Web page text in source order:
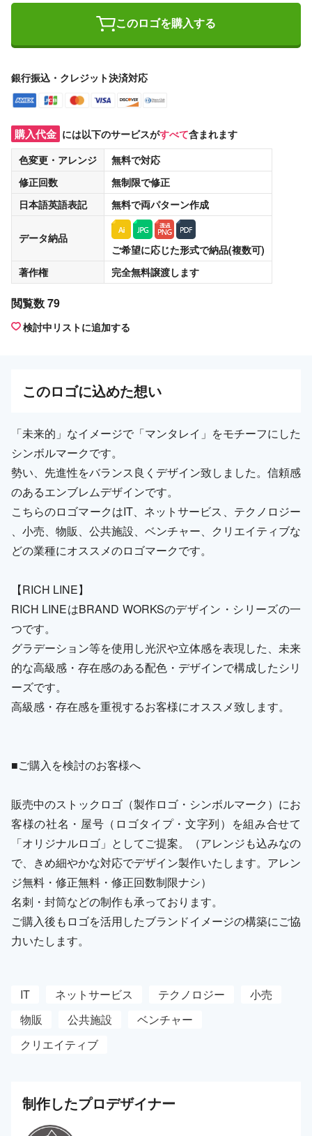
このロゴを購入する
銀行振込・クレジット決済対応
購入代金 には以下のサービスがすべて含まれます
色変更・アレンジ
無料で対応
修正回数
無制限で修正
日本語英語表記
無料で両パターン作成
データ納品
ご希望に応じた形式で納品(複数可)
著作権
完全無料譲渡します
閲覧数 79
検討中リストに追加する
このロゴに込めた想い
「未来的」なイメージで「マンタレイ」をモチーフにした
シンボルマークです。
勢い、先進性をバランス良くデザイン致しました。信頼感
のあるエンブレムデザインです。
こちらのロゴマークはIT、ネットサービス、テクノロジー
、小売、物販、公共施設、ベンチャー、クリエイティブな
どの業種にオススメのロゴマークです。
【RICH LINE】
RICH LINEはBRAND WORKSのデザイン・シリーズの一
つです。
グラデーション等を使用し光沢や立体感を表現した、未来
的な高級感・存在感のある配色・デザインで構成したシリ
ーズです。
高級感・存在感を重視するお客様にオススメ致します。
■ご購入を検討のお客様へ
販売中のストックロゴ（製作ロゴ・シンボルマーク）にお
客様の社名・屋号（ロゴタイプ・文字列）を組み合せて
「オリジナルロゴ」としてご提案。（アレンジも込みなの
で、きめ細やかな対応でデザイン製作いたします。アレン
ジ無料・修正無料・修正回数制限ナシ）
名刺・封筒などの制作も承っております。
ご購入後もロゴを活用したブランドイメージの構築にご協
力いたします。
IT ネットサービス テクノロジー
小売
物販
公共施設
ベンチャー
クリエイティブ
制作したプロデザイナー